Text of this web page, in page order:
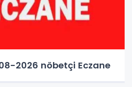
2026 nöbetçi Eczane